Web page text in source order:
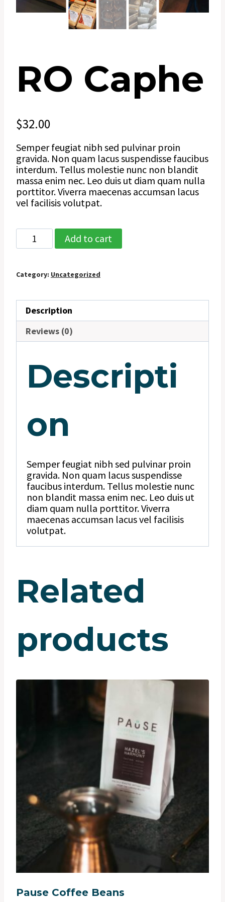
RO Caphe
$32.00
Semper feugiat nibh sed pulvinar proin
gravida. Non quam lacus suspendisse faucibus
interdum. Tellus molestie nunc non blandit
massa enim nec. Leo duis ut diam quam nulla
porttitor. Viverra maecenas accumsan lacus
vel facilisis volutpat.
RO
Caphe
Add to cart
Category: Uncategorized
Description
Reviews (0)
Descripti
on
Semper feugiat nibh sed pulvinar proin
gravida. Non quam lacus suspendisse
faucibus interdum. Tellus molestie nunc
non blandit massa enim nec. Leo duis ut
diam quam nulla porttitor. Viverra
maecenas accumsan lacus vel facilisis
volutpat.
Related
products
Pause Coffee Beans